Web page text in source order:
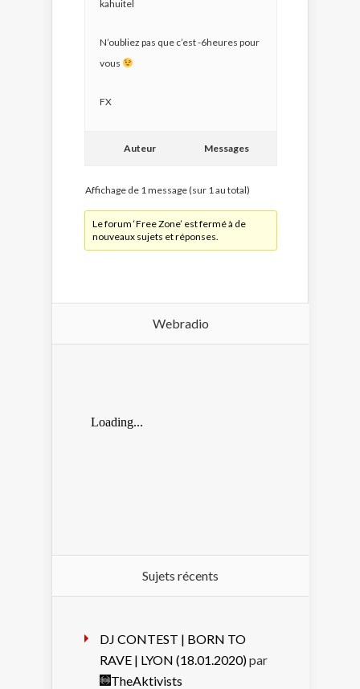
kahuitel
N’oubliez pas que c’est -6heures pour
vous
FX
Auteur Messages
Affichage de 1 message (sur 1 au total)
Le forum ‘Free Zone’ est fermé à de
nouveaux sujets et réponses.
Webradio
Sujets récents
DJ CONTEST | BORN TO
RAVE | LYON (18.01.2020)par
TheAktivists